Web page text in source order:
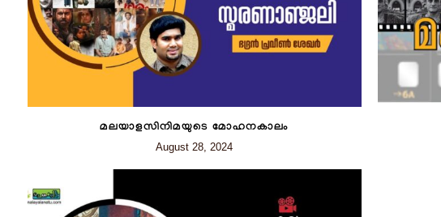
മലയാളസിനിമയുടെ മോഹനകാലം
August 28, 2024